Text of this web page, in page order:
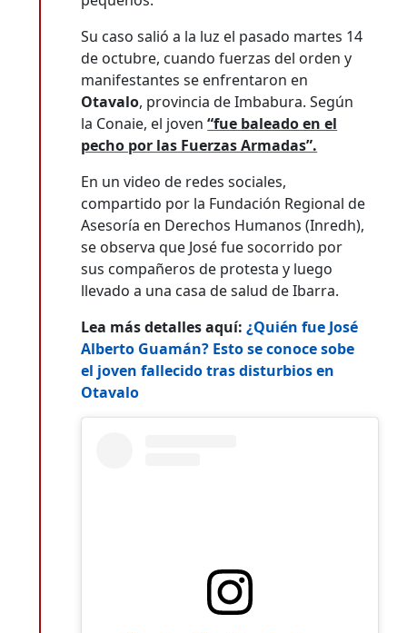
Su caso salió a la luz el pasado martes 14
de octubre, cuando fuerzas del orden y
manifestantes se enfrentaron en
Otavalo, provincia de Imbabura. Según
la Conaie, el joven“fue baleado en el
pecho por las Fuerzas Armadas”.
En un video de redes sociales,
compartido por la Fundación Regional de
Asesoría en Derechos Humanos (Inredh),
se observa que José fue socorrido por
sus compañeros de protesta y luego
llevado a una casa de salud de Ibarra.
Lea más detalles aquí:¿Quién fue José
Alberto Guamán? Esto se conoce sobe
el joven fallecido tras disturbios en
Otavalo